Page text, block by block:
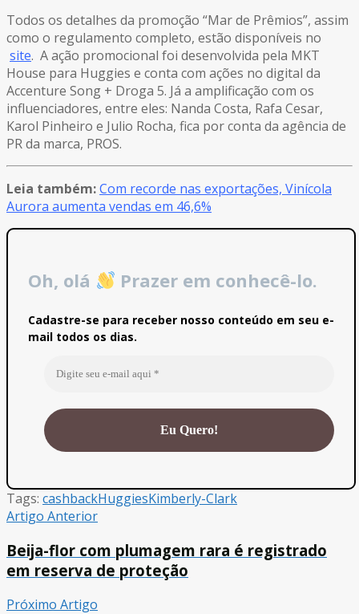
Todos os detalhes da promoção “Mar de Prêmios”, assim
como o regulamento completo, estão disponíveis no
site. A ação promocional foi desenvolvida pela MKT
House para Huggies e conta com ações no digital da
Accenture Song + Droga 5. Já a amplificação com os
influenciadores, entre eles: Nanda Costa, Rafa Cesar,
Karol Pinheiro e Julio Rocha, fica por conta da agência de
PR da marca, PROS.
Leia também:Com recorde nas exportações, Vinícola
Aurora aumenta vendas em 46,6%
Oh, olá Prazer em conhecê-lo.
Cadastre-se para receber nosso conteúdo em seu e-
mail todos os dias.
Tags: cashbackHuggiesKimberly-Clark
Artigo Anterior
Beija-flor com plumagem rara é registrado
em reserva de proteção
Próximo Artigo